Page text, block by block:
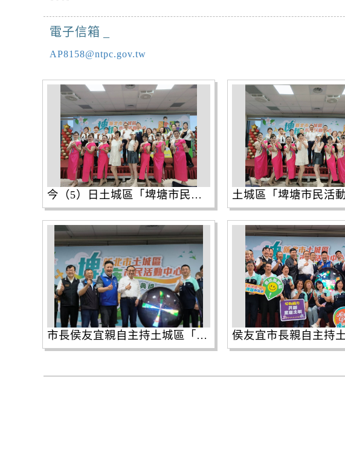
電子信箱
AP8158@ntpc.gov.tw
今（5）日土城區「埤塘市民活動中心」隆重舉行啟用典禮，開場邀請到埤塘里在地舞蹈班的媽媽們，帶來充滿活力與自信的精彩舞蹈，展現地方滿滿熱情。
市長侯友宜親自主持土城區「埤塘市民活動中心」揭牌儀式。